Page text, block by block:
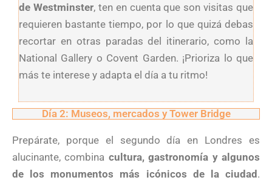
de Westminster, ten en cuenta que son visitas que
requieren bastante tiempo, por lo que quizá debas
recortar en otras paradas del itinerario, como la
National Gallery o Covent Garden. ¡Prioriza lo que
más te interese y adapta el día a tu ritmo!
Día 2: Museos, mercados y Tower Bridge
Prepárate, porque el segundo día en Londres es
alucinante, combina cultura, gastronomía y algunos
de los monumentos más icónicos de la ciudad.